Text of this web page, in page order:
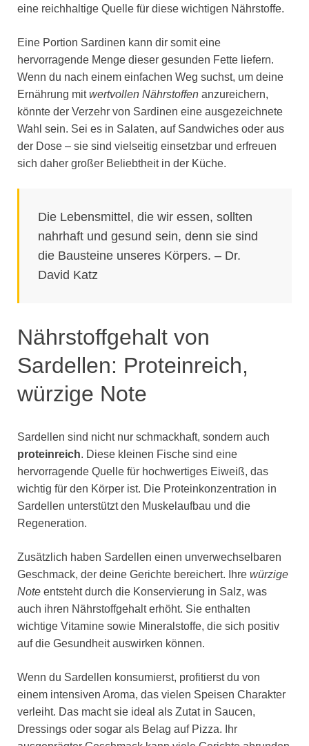
eine reichhaltige Quelle für diese wichtigen Nährstoffe.
Eine Portion Sardinen kann dir somit eine
hervorragende Menge dieser gesunden Fette liefern.
Wenn du nach einem einfachen Weg suchst, um deine
Ernährung mitwertvollen Nährstoffen anzureichern,
könnte der Verzehr von Sardinen eine ausgezeichnete
Wahl sein. Sei es in Salaten, auf Sandwiches oder aus
der Dose – sie sind vielseitig einsetzbar und erfreuen
sich daher großer Beliebtheit in der Küche.
Die Lebensmittel, die wir essen, sollten
nahrhaft und gesund sein, denn sie sind
die Bausteine unseres Körpers. – Dr.
David Katz
Nährstoffgehalt von
Sardellen: Proteinreich,
würzige Note
Sardellen sind nicht nur schmackhaft, sondern auch
proteinreich. Diese kleinen Fische sind eine
hervorragende Quelle für hochwertiges Eiweiß, das
wichtig für den Körper ist. Die Proteinkonzentration in
Sardellen unterstützt den Muskelaufbau und die
Regeneration.
Zusätzlich haben Sardellen einen unverwechselbaren
Geschmack, der deine Gerichte bereichert. Ihre würzige
Note entsteht durch die Konservierung in Salz, was
auch ihren Nährstoffgehalt erhöht. Sie enthalten
wichtige Vitamine sowie Mineralstoffe, die sich positiv
auf die Gesundheit auswirken können.
Wenn du Sardellen konsumierst, profitierst du von
einem intensiven Aroma, das vielen Speisen Charakter
verleiht. Das macht sie ideal als Zutat in Saucen,
Dressings oder sogar als Belag auf Pizza. Ihr